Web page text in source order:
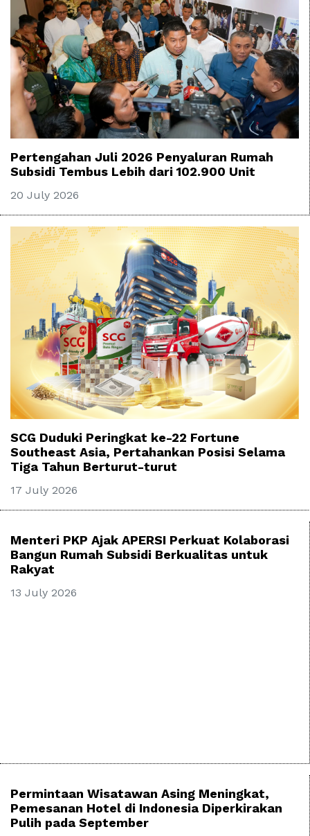
Pertengahan Juli 2026 Penyaluran Rumah
Subsidi Tembus Lebih dari 102.900 Unit
20 July 2026
SCG Duduki Peringkat ke-22 Fortune
Southeast Asia, Pertahankan Posisi Selama
Tiga Tahun Berturut-turut
17 July 2026
Menteri PKP Ajak APERSI Perkuat Kolaborasi
Bangun Rumah Subsidi Berkualitas untuk
Rakyat
13 July 2026
Permintaan Wisatawan Asing Meningkat,
Pemesanan Hotel di Indonesia Diperkirakan
Pulih pada September